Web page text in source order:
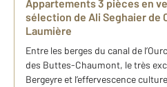
Appartements 3 pièces en
sélection de Ali Seghaier de
Laumière
Entre les berges du canal de
des Buttes-Chaumont, le très
Bergeyre et l’effervescence